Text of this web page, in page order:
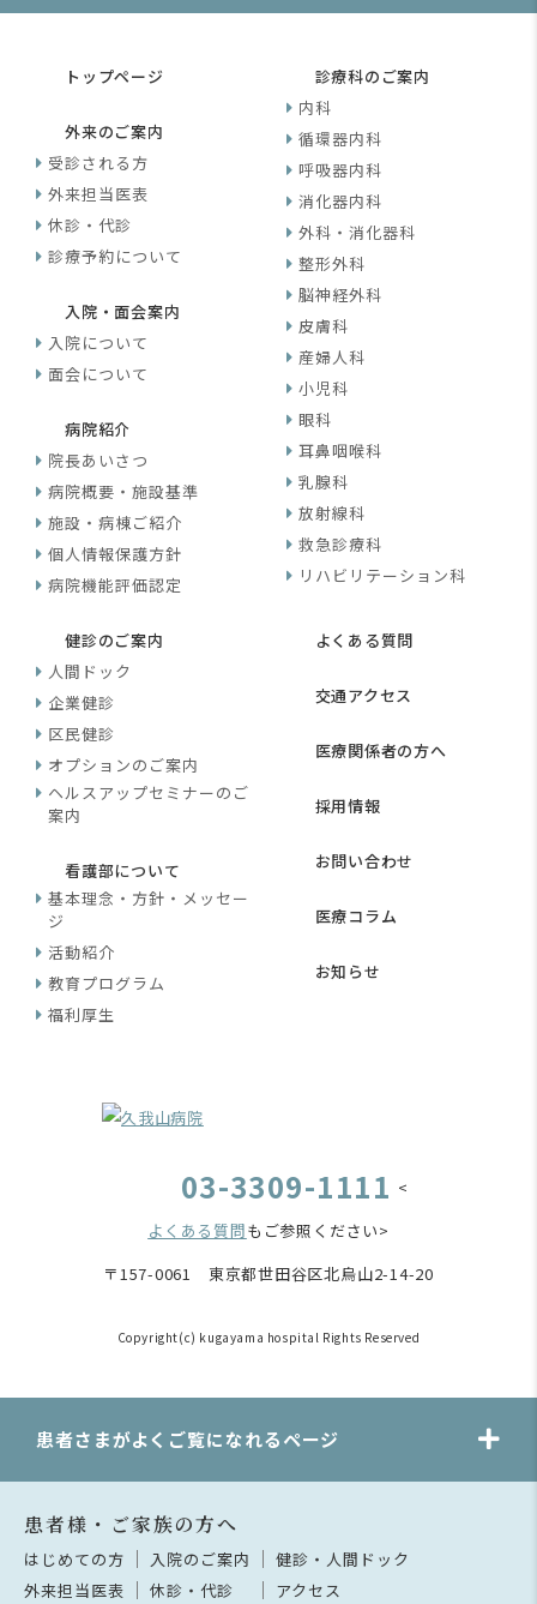
トップページ
外来のご案内
受診される方
外来担当医表
休診・代診
診療予約について
入院・面会案内
入院について
面会について
病院紹介
院長あいさつ
病院概要・施設基準
施設・病棟ご紹介
個人情報保護方針
病院機能評価認定
診療科のご案内
内科
循環器内科
呼吸器内科
消化器内科
外科・消化器科
整形外科
脳神経外科
皮膚科
産婦人科
小児科
眼科
耳鼻咽喉科
乳腺科
放射線科
救急診療科
リハビリテーション科
健診のご案内
人間ドック
企業健診
区民健診
オプションのご案内
ヘルスアップセミナーのご
案内
看護部について
基本理念・方針・メッセー
ジ
活動紹介
教育プログラム
福利厚生
よくある質問
交通アクセス
医療関係者の方へ
採用情報
お問い合わせ
医療コラム
お知らせ
03-3309-1111 <
よくある質問もご参照ください>
〒157-0061 東京都世田谷区北烏山2-14-20
Copyright(c) kugayama hospital Rights Reserved
患者さまがよくご覧になれるページ
患者様・ご家族の方へ
はじめての方 入院のご案内
健診・人間ドック
外来担当医表
休診・代診 アクセス